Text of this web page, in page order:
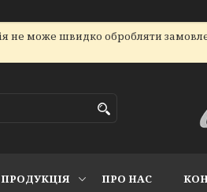
не може швидко обробляти
ПРОДУКЦІЯ ПРО НАС